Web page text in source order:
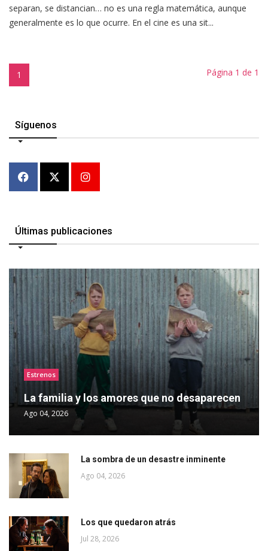
separan, se distancian… no es una regla matemática, aunque
generalmente es lo que ocurre. En el cine es una sit...
1 Página 1 de 1
Síguenos
Últimas publicaciones
Estrenos
La familia y los amores que no desaparecen
Ago 04, 2026
La sombra de un desastre inminente
Ago 04, 2026
Los que quedaron atrás
Jul 28, 2026